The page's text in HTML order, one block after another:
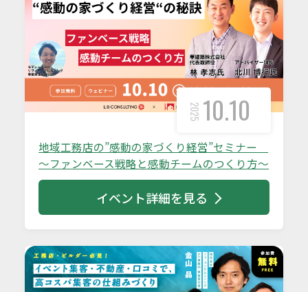
2025 10.10
地域工務店の”感動の家づくり経営”セミナー
～ファンベース戦略と感動チームのつくり方～
イベント詳細を見る